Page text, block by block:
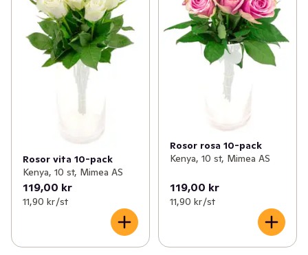
Rosor vita 10-pack
Kenya, 10 st, Mimea AS
119,00 kr
11,90 kr /st
Rosor rosa 10-pack
Kenya, 10 st, Mimea AS
119,00 kr
11,90 kr /st